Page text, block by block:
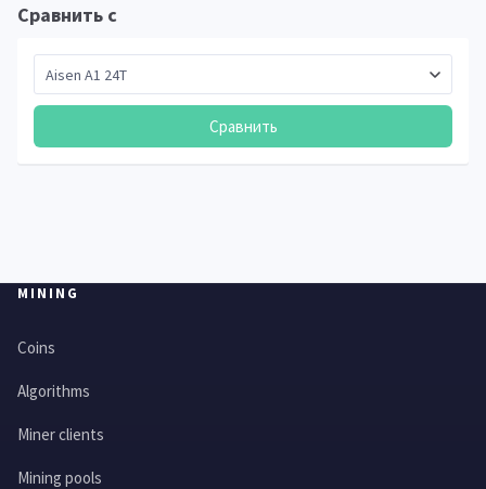
Сравнить с
Сравнить
MINING
Coins
Algorithms
Miner clients
Mining pools